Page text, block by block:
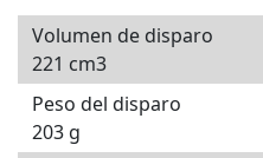
Volumen de disparo
221 cm3
Peso del disparo
203 g